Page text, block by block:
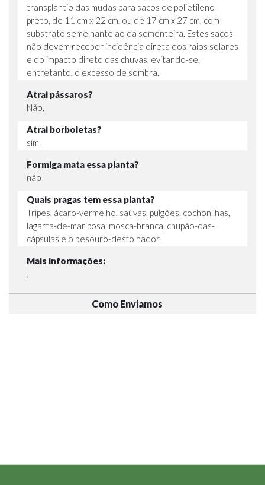
transplantio das mudas para sacos de polietileno
preto, de 11 cm x 22 cm, ou de 17 cm x 27 cm, com
substrato semelhante ao da sementeira. Estes sacos
não devem receber incidência direta dos raios solares
e do impacto direto das chuvas, evitando-se,
entretanto, o excesso de sombra.
Atrai pássaros?
Não.
Atrai borboletas?
sim
Formiga mata essa planta?
não
Quais pragas tem essa planta?
Tripes, ácaro-vermelho, saúvas, pulgões, cochonilhas,
lagarta-de-mariposa, mosca-branca, chupão-das-
cápsulas e o besouro-desfolhador.
Mais informações:
.
Como Enviamos